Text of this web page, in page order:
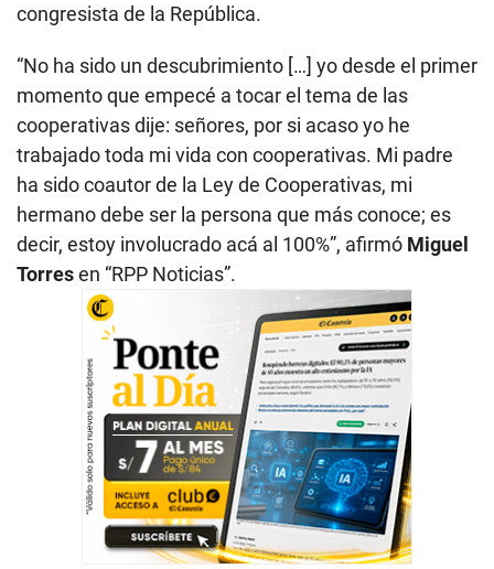
congresista de la República.
“No ha sido un descubrimiento […] yo desde el primer
momento que empecé a tocar el tema de las
cooperativas dije: señores, por si acaso yo he
trabajado toda mi vida con cooperativas. Mi padre
ha sido coautor de la Ley de Cooperativas, mi
hermano debe ser la persona que más conoce; es
decir, estoy involucrado acá al 100%”, afirmó Miguel
Torresen “RPP Noticias”.